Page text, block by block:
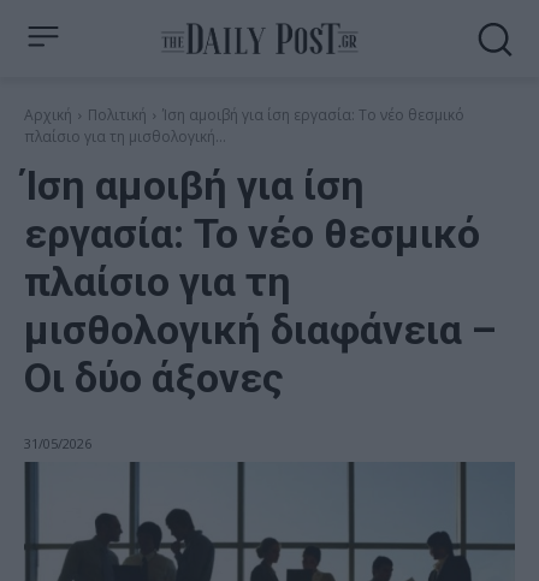
Αρχική Πολιτική
Ίση αμοιβή για ίση εργασία: Το νέο θεσμικό
πλαίσιο για τη μισθολογική...
Ίση αμοιβή για ίση
εργασία: Το νέο θεσμικό
πλαίσιο για τη
μισθολογική διαφάνεια –
Οι δύο άξονες
31/05/2026